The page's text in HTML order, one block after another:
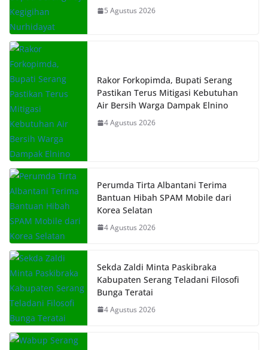
5 Agustus 2026
Rakor Forkopimda, Bupati Serang
Pastikan Terus Mitigasi Kebutuhan
Air Bersih Warga Dampak Elnino
4 Agustus 2026
Perumda Tirta Albantani Terima
Bantuan Hibah SPAM Mobile dari
Korea Selatan
4 Agustus 2026
Sekda Zaldi Minta Paskibraka
Kabupaten Serang Teladani Filosofi
Bunga Teratai
4 Agustus 2026